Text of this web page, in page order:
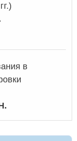
в